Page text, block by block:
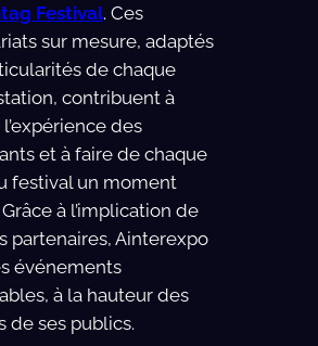
Festival. Ces
sur mesure, adaptés
de chaque
contribuent à
des
et à faire de chaque
festival un moment
à l’implication de
partenaires, Ainterexpo
événements
à la hauteur des
de ses publics.